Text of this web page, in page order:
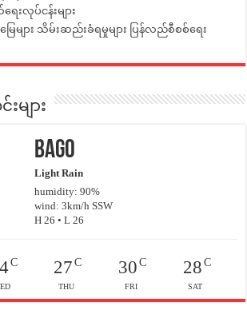
လုပ်ငန်းများ
ေများ သိမ်းဆည်းခံရမှုများ ပြန်လည်စီစစ်ရေး
ျား
Bago
Light Rain
humidity: 90%
wind: 3km/h SSW
H 26 • L 26
C 27 C
THU
30C
FRI
28C
SAT